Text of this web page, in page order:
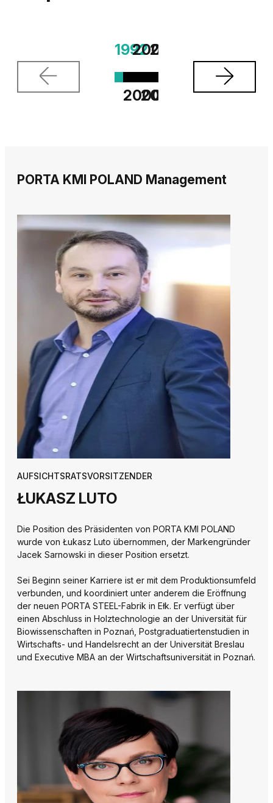
1992
2000
2001
2003
2003/2
20122016
20212023
PORTA KMI POLAND Management
AUFSICHTSRATSVORSITZENDER
ŁUKASZ LUTO
Die Position des Präsidenten von PORTA KMI POLAND
wurde von Łukasz Luto übernommen, der Markengründer
Jacek Sarnowski in dieser Position ersetzt.
Sei Beginn seiner Karriere ist er mit dem Produktionsumfeld
verbunden, und koordiniert unter anderem die Eröffnung
der neuen PORTA STEEL-Fabrik in Ełk. Er verfügt über
einen Abschluss in Holztechnologie an der Universität für
Biowissenschaften in Poznań, Postgraduatiertenstudien in
Wirtschafts- und Handelsrecht an der Universität Breslau
und Executive MBA an der Wirtschaftsuniversität in Poznań.